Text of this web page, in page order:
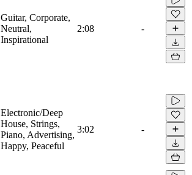
Guitar, Corporate,
Neutral,
Inspirational
2:08 -
Electronic/Deep
House, Strings,
Piano, Advertising,
Happy, Peaceful
3:02 -